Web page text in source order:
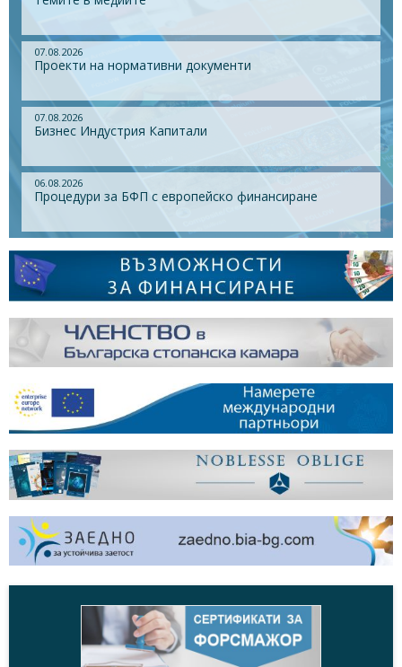
07.08.2026
Проекти на нормативни документи
07.08.2026
Бизнес Индустрия Капитали
06.08.2026
Процедури за БФП с европейско финансиране